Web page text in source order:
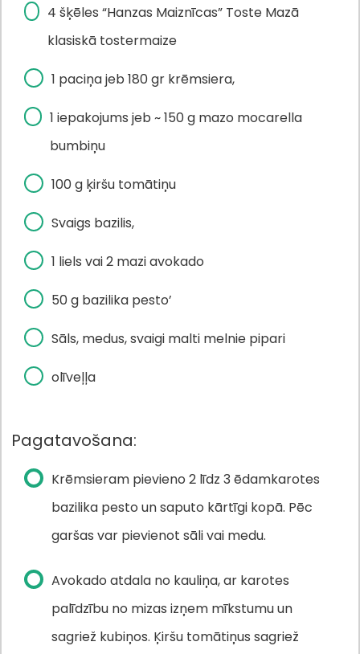
4 šķēles “Hanzas Maiznīcas” Toste Mazā
klasiskā tostermaize
1 paciņa jeb 180 gr krēmsiera,
1 iepakojums jeb ~ 150 g mazo mocarella
bumbiņu
100 g ķiršu tomātiņu
Svaigs bazilis,
1 liels vai 2 mazi avokado
50 g bazilika pesto’
Sāls, medus, svaigi malti melnie pipari
olīveļļa
Pagatavošana:
Krēmsieram pievieno 2 līdz 3 ēdamkarotes
bazilika pesto un saputo kārtīgi kopā. Pēc
garšas var pievienot sāli vai medu.
Avokado atdala no kauliņa, ar karotes
palīdzību no mizas izņem mīkstumu un
sagriež kubiņos. Ķiršu tomātiņus sagriež